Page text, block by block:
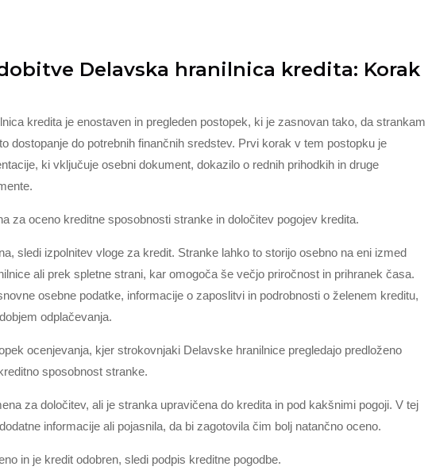
Delavska hranilnica kredita: Korak
kredita je enostaven in pregleden postopek, ki je zasnovan tako, da strankam
dostopanje do potrebnih finančnih sredstev. Prvi korak v tem postopku je
ki vključuje osebni dokument, dokazilo o rednih prihodkih in druge
za oceno kreditne sposobnosti stranke in določitev pogojev kredita.
sledi izpolnitev vloge za kredit. Stranke lahko to storijo osebno na eni izmed
ali prek spletne strani, kar omogoča še večjo priročnost in prihranek časa.
osebne podatke, informacije o zaposlitvi in podrobnosti o želenem kreditu,
odplačevanja.
ocenjevanja, kjer strokovnjaki Delavske hranilnice pregledajo predloženo
sposobnost stranke.
za določitev, ali je stranka upravičena do kredita in pod kakšnimi pogoji. V tej
informacije ali pojasnila, da bi zagotovila čim bolj natančno oceno.
in je kredit odobren, sledi podpis kreditne pogodbe.